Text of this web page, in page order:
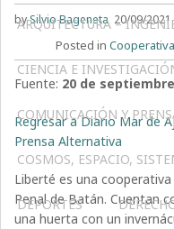
ARQUITECTURA –
CIENCIA E
COMUNICACIÓN Y
COSMOS, ESPACIO,
DEPORTES
bySilvio Bageneta 20/09/
Posted in
Fuente: 20 de
Regresar a Diario Mar de
Prensa Alternativa
Liberté es una
Penal de Batán. Cuentan
una huerta con un